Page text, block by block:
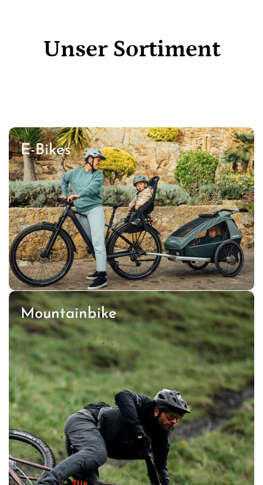
Unser Sortiment
E-Bikes
Mountainbike